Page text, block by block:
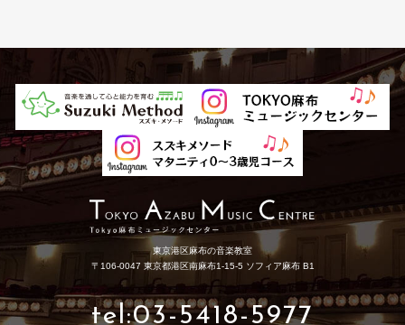
東京港区麻布の音楽教室
〒106-0047 東京都港区南麻布1-15-5 ソフィア麻布 B1
tel:03-5418-5977